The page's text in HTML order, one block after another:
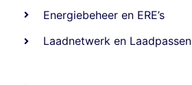
Energiebeheer en ERE’s
Laadnetwerk en Laadpassen